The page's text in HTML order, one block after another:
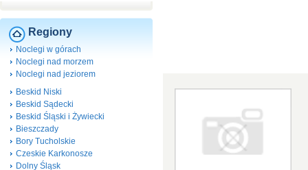
Regiony
Noclegi w górach
Noclegi nad morzem
Noclegi nad jeziorem
Beskid Niski
Beskid Sądecki
Beskid Śląski i Żywiecki
Bieszczady
Bory Tucholskie
Czeskie Karkonosze
Dolny Śląsk